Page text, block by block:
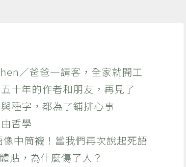
／爸爸一請客，全家就開工
十年的作者和朋友，再見了
種字，都為了鋪排心事
哲學
中筒襪！當我們再次說起死語
貼，為什麼傷了人？